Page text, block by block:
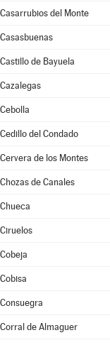
Casarrubios del Monte
Casasbuenas
Castillo de Bayuela
Cazalegas
Cebolla
Cedillo del Condado
Cervera de los Montes
Chozas de Canales
Chueca
Ciruelos
Cobeja
Cobisa
Consuegra
Corral de Almaguer